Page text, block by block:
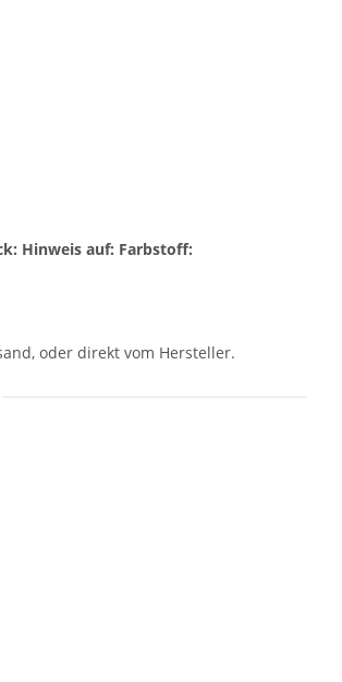
Hinweis auf: Farbstoff:
oder direkt vom Hersteller.